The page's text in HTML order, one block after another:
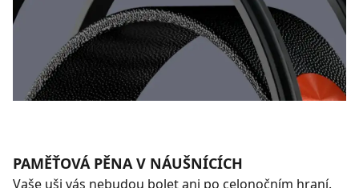
PAMĚŤOVÁ PĚNA V NÁUŠNÍCÍCH
Vaše uši vás nebudou bolet ani po celonočním hraní.